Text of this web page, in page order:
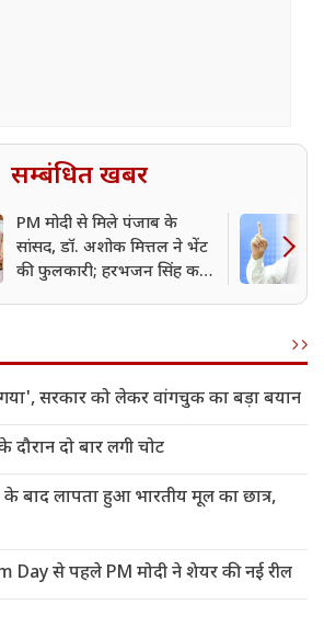
सम्बंधित खबर
PM मोदी से मिले पंजाब के
सांसद, डॉ. अशोक मित्तल ने भेंट
की फुलकारी; हरभजन सिंह कही
गया', सरकार को लेकर वांगचुक का बड़ा बयान
दौरान दो बार लगी चोट
बाद लापता हुआ भारतीय मूल का छात्र,
से पहले PM मोदी ने शेयर की नई रील